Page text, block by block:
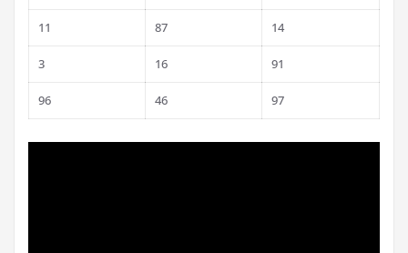
11 87 14
3 16 91
96 46 97